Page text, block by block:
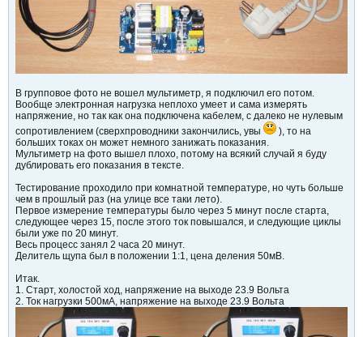
В групповое фото не вошел мультиметр, я подключил его потом.
Вообще электронная нагрузка неплохо умеет и сама измерять
напряжение, но так как она подключена кабелем, с далеко не нулевым
сопротивлением (сверхпроводники закончились, увы
), то на
больших токах он может немного занижать показания.
Мультиметр на фото вышел плохо, потому на всякий случай я буду
дублировать его показания в тексте.
Тестирование проходило при комнатной температуре, но чуть больше
чем в прошлый раз (на улице все таки лето).
Первое измерение температуры было через 5 минут после старта,
следующее через 15, после этого ток повышался, и следующие циклы
были уже по 20 минут.
Весь процесс занял 2 часа 20 минут.
Делитель щупа был в положении 1:1, цена деления 50мВ.
Итак.
1. Старт, холостой ход, напряжение на выходе 23.9 Вольта
2. Ток нагрузки 500мА, напряжение на выходе 23.9 Вольта